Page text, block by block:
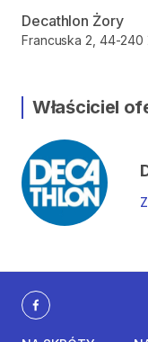
Decathlon Żory
Francuska 2, 44-240
Właściciel